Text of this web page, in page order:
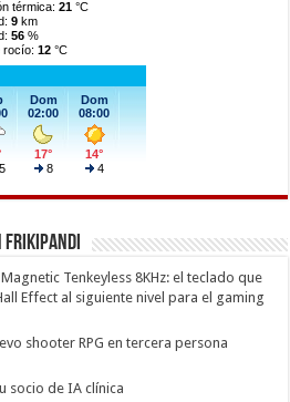
Frikipandi
Tenkeyless 8KHz: el teclado que
Effect al siguiente nivel para el gaming
shooter RPG en tercera persona
socio de IA clínica